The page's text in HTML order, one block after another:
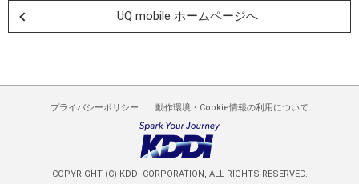
UQ mobile ホームページへ
プライバシーポリシー 動作環境・Cookie情報の利用について
COPYRIGHT (C) KDDI CORPORATION, ALL RIGHTS RESERVED.